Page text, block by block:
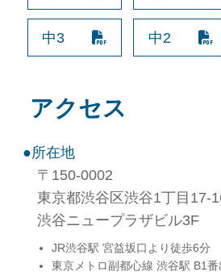
中3 中2
アクセス
所在地
〒150-0002
東京都渋谷区渋谷1丁目17-
渋谷ニュープラザビル3F
JR渋谷駅 宮益坂口より徒歩6分
東京メトロ副都心線 渋谷駅 B1